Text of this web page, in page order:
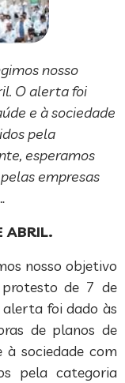
nosso
O alerta foi
e à sociedade
pela
esperamos
empresas
ABRIL.
nosso objetivo
de 7 de
foi dado às
de planos de
à sociedade com
pela categoria